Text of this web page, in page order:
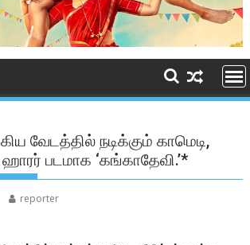
வேடத்தில் நடிக்கும் காமெடி,
படமாக ‘கங்காதேவி.’*
reporter